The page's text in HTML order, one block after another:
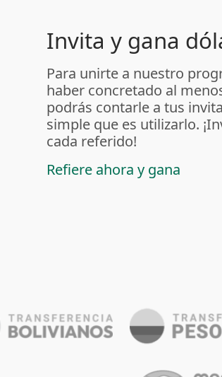
Invita y gana
Para unirte a nuestro
haber concretado al
podrás contarle a tus
simple que es utilizarlo.
cada referido!
Refiere ahora y gana